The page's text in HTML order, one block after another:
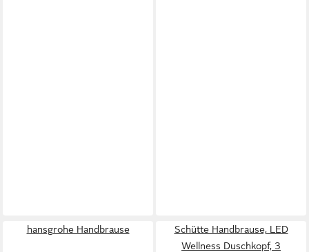
hansgrohe Handbrause
Schütte Handbrause, LED
Wellness Duschkopf, 3